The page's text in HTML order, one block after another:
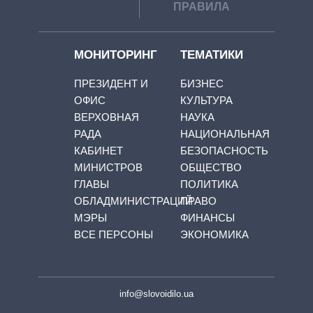
ПРАВИЛА
МОНИТОРИНГ
ПРЕЗИДЕНТ И
ОФИС
ВЕРХОВНАЯ
РАДА
КАБИНЕТ
МИНИСТРОВ
ГЛАВЫ
ОБЛАДМИНИСТРАЦИЙ
МЭРЫ
ВСЕ ПЕРСОНЫ
ТЕМАТИКИ
БИЗНЕС
КУЛЬТУРА
НАУКА
НАЦИОНАЛЬНАЯ
БЕЗОПАСНОСТЬ
ОБЩЕСТВО
ПОЛИТИКА
ПРАВО
ФИНАНСЫ
ЭКОНОМИКА
info@slovoidilo.ua